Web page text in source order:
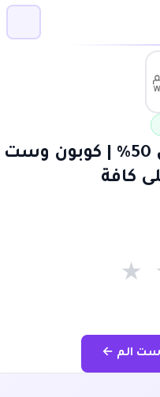
كود خصم وست إلم حتى 50% | كوبون وست
كافة
★